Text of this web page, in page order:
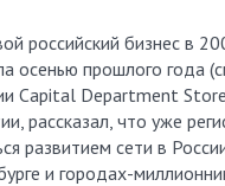
российский бизнес в
осенью прошлого года
Capital Department
рассказал, что уже
развитием сети в
и городах-